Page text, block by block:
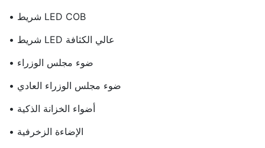
• شريط LED COB
• شريط LED عالي الكثافة
• ضوء مجلس الوزراء
• ضوء مجلس الوزراء العادي
• أضواء الخزانة الذكية
• الإضاءة الزخرفية